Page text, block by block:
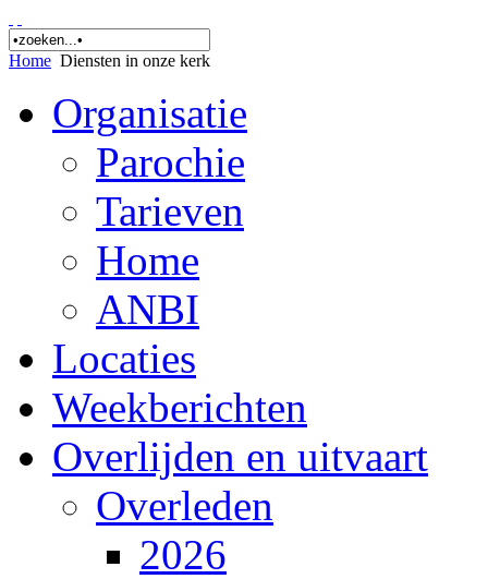
Home Diensten in onze kerk
Organisatie
Parochie
Tarieven
Home
ANBI
Locaties
Weekberichten
Overlijden en uitvaart
Overleden
2026